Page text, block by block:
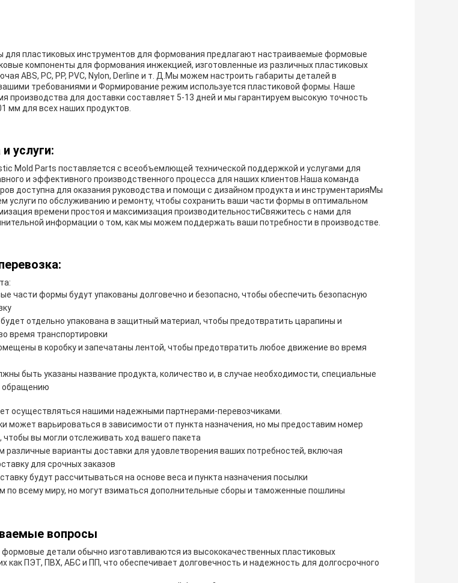
для пластиковых инструментов для формования предлагают настраиваемые формовые
компоненты для формования инжекцией, изготовленные из различных пластиковых
ABS, PC, PP, PVC, Nylon, Derline и т. Д.Мы можем настроить габариты деталей в
требованиями и Формирование режим используется пластиковой формы. Наше
производства для доставки составляет 5-13 дней и мы гарантируем высокую точность
мм для всех наших продуктов.
услуги:
Mold Parts поставляется с всеобъемлющей технической поддержкой и услугами для
и эффективного производственного процесса для наших клиентов.Наша команда
доступна для оказания руководства и помощи с дизайном продукта и инструментарияМы
услуги по обслуживанию и ремонту, чтобы сохранить ваши части формы в оптимальном
времени простоя и максимизация производительностиСвяжитесь с нами для
информации о том, как мы можем поддержать ваши потребности в производстве.
части формы будут упакованы долговечно и безопасно, чтобы обеспечить безопасную
отдельно упакована в защитный материал, чтобы предотвратить царапины и
время транспортировки
в коробку и запечатаны лентой, чтобы предотвратить любое движение во время
быть указаны название продукта, количество и, в случае необходимости, специальные
обращению
осуществляться нашими надежными партнерами-перевозчиками.
может варьироваться в зависимости от пункта назначения, но мы предоставим номер
чтобы вы могли отслеживать ход вашего пакета
различные варианты доставки для удовлетворения ваших потребностей, включая
для срочных заказов
будут рассчитываться на основе веса и пункта назначения посылки
по всему миру, но могут взиматься дополнительные сборы и таможенные пошлины
вопросы
детали обычно изготавливаются из высококачественных пластиковых
как ПЭТ, ПВХ, АБС и ПП, что обеспечивает долговечность и надежность для долгосрочного